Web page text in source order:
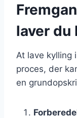
laver du
At lave kylling
proces, der
en